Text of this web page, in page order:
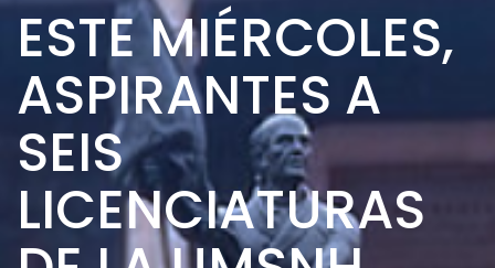
ESTE MIÉRCOLES,
ASPIRANTES A
SEIS
LICENCIATURAS